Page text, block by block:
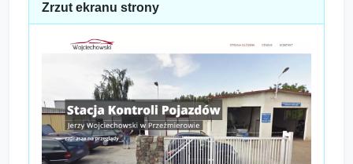
Zrzut ekranu strony